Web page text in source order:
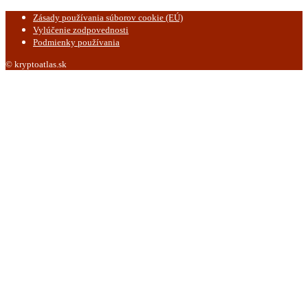
Zásady používania súborov cookie (EÚ)
Vylúčenie zodpovednosti
Podmienky používania
© kryptoatlas.sk